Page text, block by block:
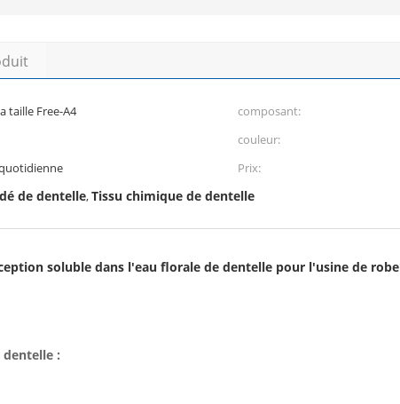
taille Free-A4 composant:
couleur:
Prix:
de dentelle,Tissu chimique de dentelle
soluble dans l'eau florale de dentelle pour l'usine de robe
: